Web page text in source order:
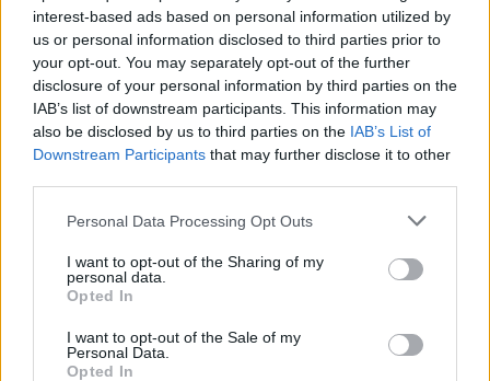
interest-based ads based on personal information utilized by
us or personal information disclosed to third parties prior to
your opt-out. You may separately opt-out of the further
disclosure of your personal information by third parties on the
IAB’s list of downstream participants. This information may
also be disclosed by us to third parties on the IAB’s List of
Downstream Participants that may further disclose it to other
Personal Data Processing Opt Outs
I want to opt-out of the Sharing of my
personal data.
Opted In
I want to opt-out of the Sale of my
Personal Data.
Opted In